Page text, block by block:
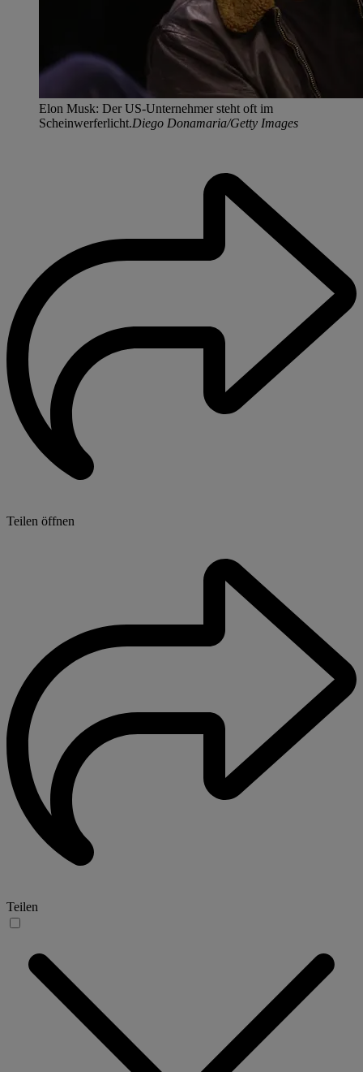
Elon Musk: Der US-Unternehmer steht oft im
Scheinwerferlicht.Diego Donamaria/Getty Images
Teilen öffnen
Teilen